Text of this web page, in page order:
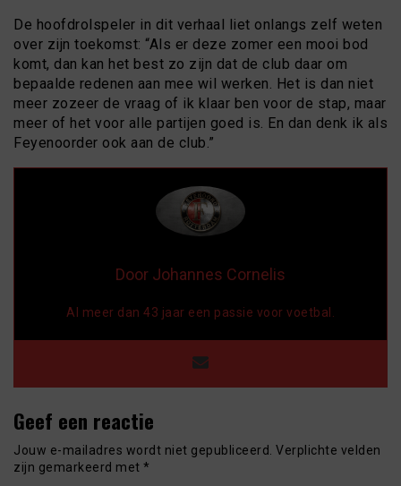
De hoofdrolspeler in dit verhaal liet onlangs zelf weten
over zijn toekomst: “Als er deze zomer een mooi bod
komt, dan kan het best zo zijn dat de club daar om
bepaalde redenen aan mee wil werken. Het is dan niet
meer zozeer de vraag of ik klaar ben voor de stap, maar
meer of het voor alle partijen goed is. En dan denk ik als
Feyenoorder ook aan de club.”
Door Johannes Cornelis
Al meer dan 43 jaar een passie voor voetbal.
Geef een reactie
Jouw e-mailadres wordt niet gepubliceerd. Verplichte velden
zijn gemarkeerd met *